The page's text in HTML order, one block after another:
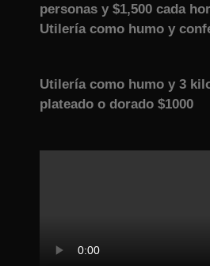
personas y $1,500 cada
Utilería como humo y
Utilería como humo y 3
plateado o dorado $1000